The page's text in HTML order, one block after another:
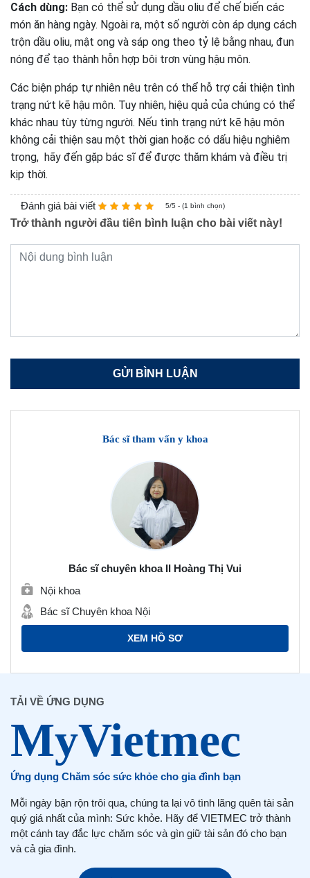
Cách dùng: Bạn có thể sử dụng dầu oliu để chế biến các
món ăn hàng ngày. Ngoài ra, một số người còn áp dụng cách
trộn dầu oliu, mật ong và sáp ong theo tỷ lệ bằng nhau, đun
nóng để tạo thành hỗn hợp bôi trơn vùng hậu môn.
Các biện pháp tự nhiên nêu trên có thể hỗ trợ cải thiện tình
trạng nứt kẽ hậu môn. Tuy nhiên, hiệu quả của chúng có thể
khác nhau tùy từng người. Nếu tình trạng nứt kẽ hậu môn
không cải thiện sau một thời gian hoặc có dấu hiệu nghiêm
trọng, hãy đến gặp bác sĩ để được thăm khám và điều trị
kịp thời.
Đánh giá bài viết 5/5 - (1 bình chọn)
Trở thành người đầu tiên bình luận cho bài viết này!
Bác sĩ tham vấn y khoa
Bác sĩ chuyên khoa II Hoàng Thị Vui
Nội khoa
Bác sĩ Chuyên khoa Nội
XEM HỒ SƠ
TẢI VỀ ỨNG DỤNG
Ứng dụng Chăm sóc sức khỏe cho gia đình bạn
Mỗi ngày bận rộn trôi qua, chúng ta lại vô tình lãng quên tài sản
quý giá nhất của mình: Sức khỏe. Hãy để VIETMEC trở thành
một cánh tay đắc lực chăm sóc và gìn giữ tài sản đó cho bạn
và cả gia đình.